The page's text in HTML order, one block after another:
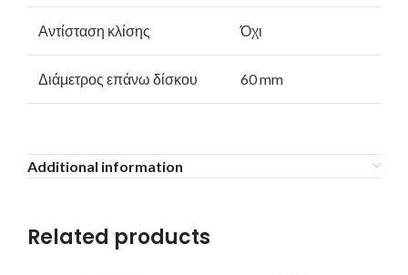
Αντίσταση κλίσης Όχι
Διάμετρος επάνω δίσκου 60 mm
Additional information
Related products